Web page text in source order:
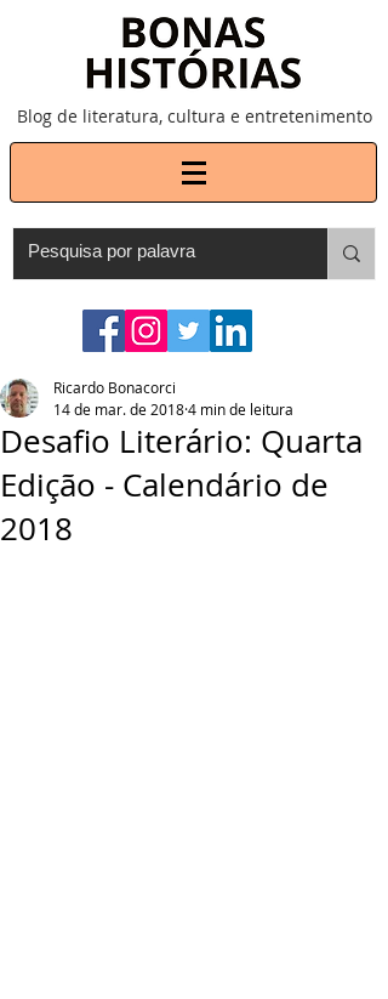
Blog de literatura, cultura e entretenimento
Desafio Literário: Quarta
Edição - Calendário de
2018
Ricardo Bonacorci
14 de mar. de 20184 min de leitura